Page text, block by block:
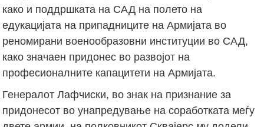
како и поддршката на САД на полето на
едукацијата на припадниците на Армијата во
реномирани военообразовни институции во САД,
како значаен придонес во развојот на
професионалните капацитети на Армијата.
Генералот Лафчиски, во знак на признание за
придонесот во унапредување на соработката меѓу